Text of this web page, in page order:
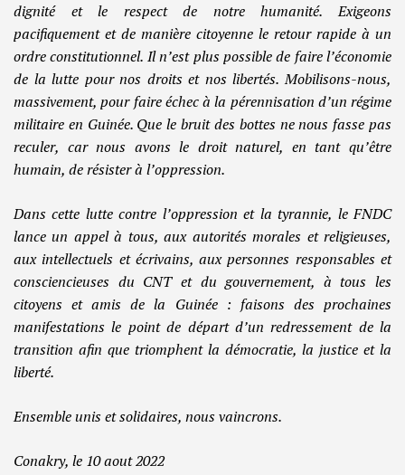
dignité et le respect de notre humanité. Exigeons
pacifiquement et de manière citoyenne le retour rapide à un
ordre constitutionnel. Il n’est plus possible de faire l’économie
de la lutte pour nos droits et nos libertés. Mobilisons-nous,
massivement, pour faire échec à la pérennisation d’un régime
militaire en Guinée. Que le bruit des bottes ne nous fasse pas
reculer, car nous avons le droit naturel, en tant qu’être
humain, de résister à l’oppression.
Dans cette lutte contre l’oppression et la tyrannie, le FNDC
lance un appel à tous, aux autorités morales et religieuses,
aux intellectuels et écrivains, aux personnes responsables et
consciencieuses du CNT et du gouvernement, à tous les
citoyens et amis de la Guinée : faisons des prochaines
manifestations le point de départ d’un redressement de la
transition afin que triomphent la démocratie, la justice et la
liberté.
Ensemble unis et solidaires, nous vaincrons.
Conakry, le 10 aout 2022